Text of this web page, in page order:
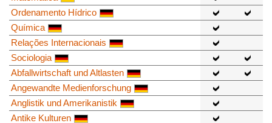
Ordenamento Hídrico
Química
Relações Internacionais
Sociologia
Abfallwirtschaft und Altlasten
Angewandte Medienforschung
Anglistik und Amerikanistik
Antike Kulturen